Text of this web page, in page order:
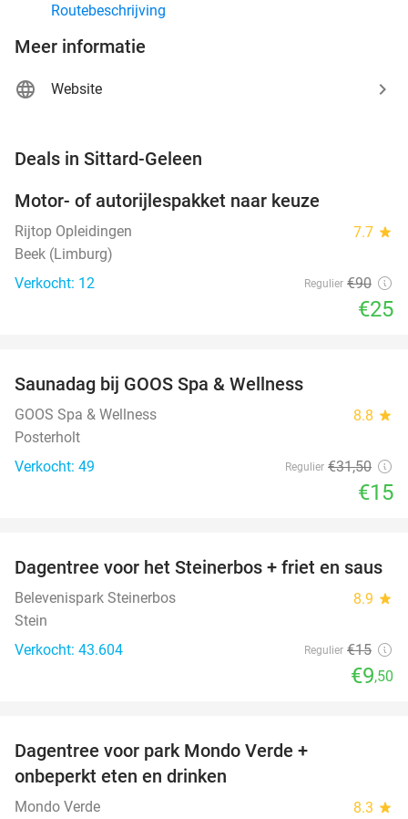
Routebeschrijving
Meer informatie
Website
Deals in Sittard-Geleen
Motor- of autorijlespakket naar keuze
Rijtop Opleidingen 7.7 star
Beek (Limburg)
Verkocht: 12
Regulier €90
€25
TODAY
Saunadag bij GOOS Spa & Wellness
GOOS Spa & Wellness 8.8 star
Posterholt
Verkocht: 49
Regulier €31,50
€15
37%
Dagentree voor het Steinerbos + friet en saus
Belevenispark Steinerbos 8.9 star
Stein
Verkocht: 43.604
Regulier €15
€9,50
Dagentree voor park Mondo Verde +
onbeperkt eten en drinken
Mondo Verde 8.3 star